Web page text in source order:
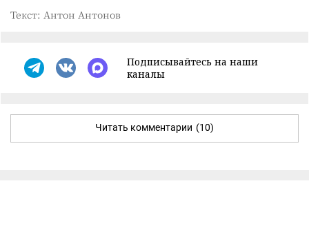
Текст: Антон Антонов
Подписывайтесь на наши
каналы
Читать комментарии (10)